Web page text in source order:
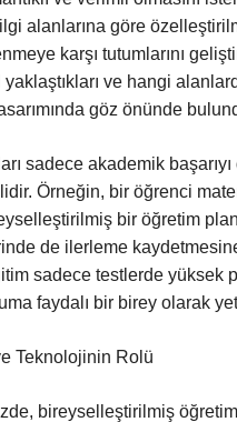
alanlarına göre
karşı tutumlarını
yaklaştıkları ve hangi
göz önünde
sadece akademik
Örneğin, bir öğrenci
bir öğretim
de ilerleme
sadece testlerde yüksek
faydalı bir birey olarak
Teknolojinin Rolü
bireyselleştirilmiş